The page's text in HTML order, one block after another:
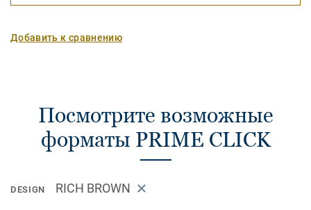
Добавить к сравнению
Посмотрите возможные
форматы PRIME CLICK
DESIGN RICH BROWN